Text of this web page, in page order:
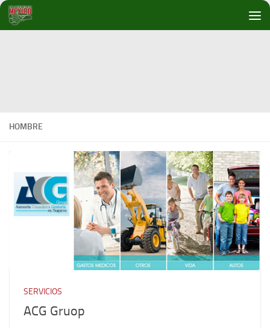
Debajo del contenido
HOMBRE
SERVICIOS
ACG Gruop